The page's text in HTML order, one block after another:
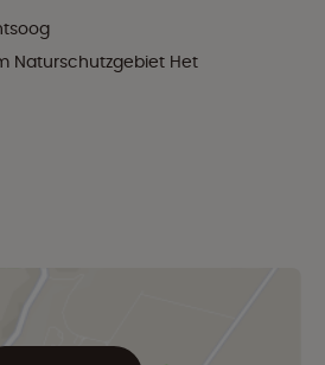
Naturschutzgebiet Het